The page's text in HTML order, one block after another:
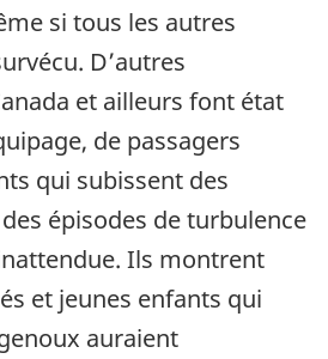
si tous les autres
D’autres
et ailleurs font état
de passagers
qui subissent des
épisodes de turbulence
Ils montrent
et jeunes enfants qui
auraient